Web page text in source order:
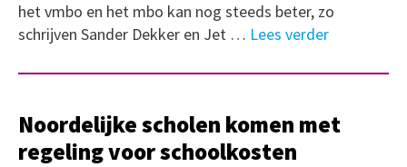
het vmbo en het mbo kan nog steeds beter, zo
schrijven Sander Dekker en Jet … Lees verder
Noordelijke scholen komen met
regeling voor schoolkosten